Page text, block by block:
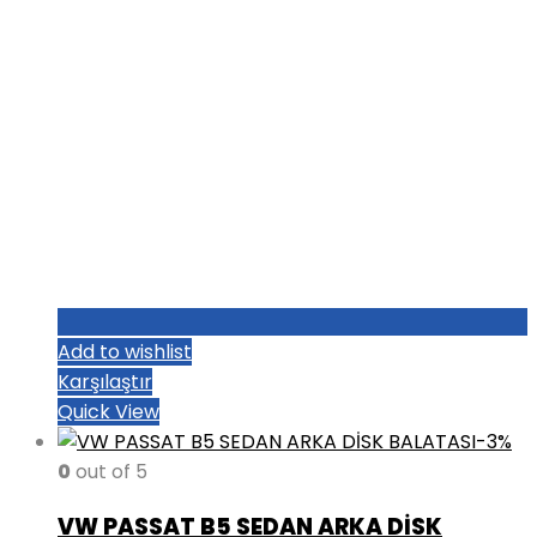
Add to wishlist
Karşılaştır
Quick View
-3%
0 out of 5
VW PASSAT B5 SEDAN ARKA DİSK